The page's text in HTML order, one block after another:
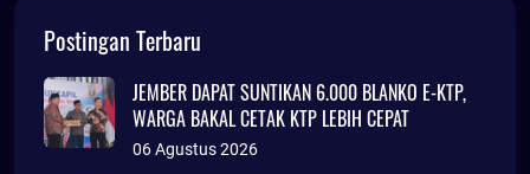
Postingan Terbaru
JEMBER DAPAT SUNTIKAN 6.000 BLANKO E-KTP,
WARGA BAKAL CETAK KTP LEBIH CEPAT
06 Agustus 2026